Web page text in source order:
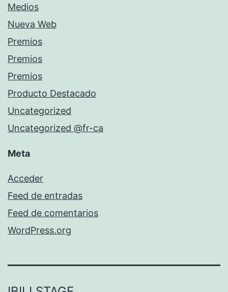
Medios
Nueva Web
Premios
Premios
Premios
Producto Destacado
Uncategorized
Uncategorized @fr-ca
Meta
Acceder
Feed de entradas
Feed de comentarios
WordPress.org